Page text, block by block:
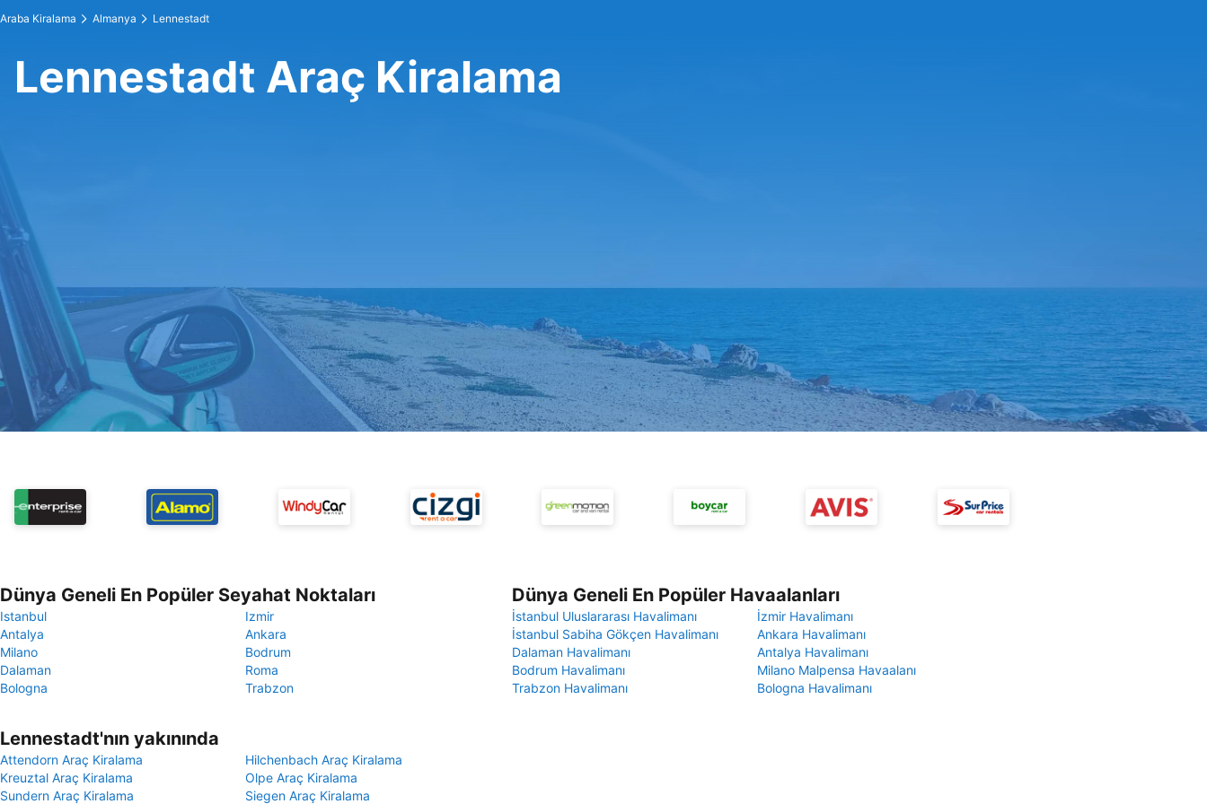
Araba Kiralama Almanya Lennestadt
Lennestadt Araç Kiralama
Dünya Geneli En Popüler Seyahat Noktaları
Istanbul
Izmir
Antalya
Ankara
Milano
Bodrum
Dalaman
Roma
Bologna
Trabzon
Dünya Geneli En Popüler Havaalanları
İstanbul Uluslararası Havalimanı
İzmir Havalimanı
İstanbul Sabiha Gökçen Havalimanı
Ankara Havalimanı
Dalaman Havalimanı
Antalya Havalimanı
Bodrum Havalimanı
Milano Malpensa Havaalanı
Trabzon Havalimanı
Bologna Havalimanı
Lennestadt'nın yakınında
Attendorn Araç Kiralama
Hilchenbach Araç Kiralama
Kreuztal Araç Kiralama
Olpe Araç Kiralama
Sundern Araç Kiralama
Siegen Araç Kiralama